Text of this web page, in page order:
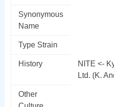
Synonymous
Name
Type Strain
History
NITE <-
Ltd. (K.
Other